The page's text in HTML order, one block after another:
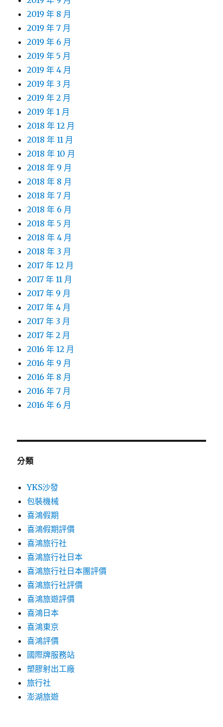
2019 年 8 月
2019 年 7 月
2019 年 6 月
2019 年 5 月
2019 年 4 月
2019 年 3 月
2019 年 2 月
2019 年 1 月
2018 年 12 月
2018 年 11 月
2018 年 10 月
2018 年 9 月
2018 年 8 月
2018 年 7 月
2018 年 6 月
2018 年 5 月
2018 年 4 月
2018 年 3 月
2017 年 12 月
2017 年 11 月
2017 年 9 月
2017 年 4 月
2017 年 3 月
2017 年 2 月
2016 年 12 月
2016 年 9 月
2016 年 8 月
2016 年 7 月
2016 年 6 月
分類
YKS沙發
包裝機械
喜鴻假期
喜鴻假期評價
喜鴻旅行社
喜鴻旅行社日本
喜鴻旅行社日本團評價
喜鴻旅行社評價
喜鴻旅遊評價
喜鴻日本
喜鴻東京
喜鴻評價
國際牌服務站
塑膠射出工廠
旅行社
澎湖旅遊